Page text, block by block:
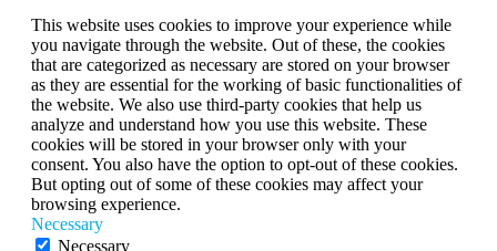
This website uses cookies to improve your experience while
you navigate through the website. Out of these, the cookies
that are categorized as necessary are stored on your browser
as they are essential for the working of basic functionalities of
the website. We also use third-party cookies that help us
analyze and understand how you use this website. These
cookies will be stored in your browser only with your
consent. You also have the option to opt-out of these cookies.
But opting out of some of these cookies may affect your
browsing experience.
Necessary
Necessary